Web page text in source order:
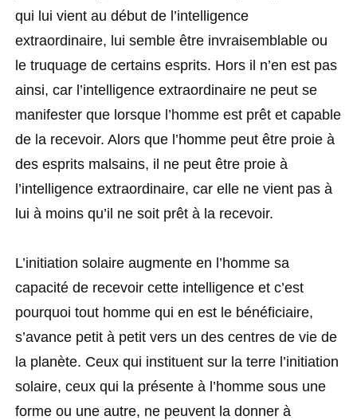
qui lui vient au début de l’intelligence
extraordinaire, lui semble être invraisemblable ou
le truquage de certains esprits. Hors il n’en est pas
ainsi, car l’intelligence extraordinaire ne peut se
manifester que lorsque l’homme est prêt et capable
de la recevoir. Alors que l’homme peut être proie à
des esprits malsains, il ne peut être proie à
l’intelligence extraordinaire, car elle ne vient pas à
lui à moins qu’il ne soit prêt à la recevoir.
L’initiation solaire augmente en l’homme sa
capacité de recevoir cette intelligence et c’est
pourquoi tout homme qui en est le bénéficiaire,
s’avance petit à petit vers un des centres de vie de
la planète. Ceux qui instituent sur la terre l’initiation
solaire, ceux qui la présente à l’homme sous une
forme ou une autre, ne peuvent la donner à